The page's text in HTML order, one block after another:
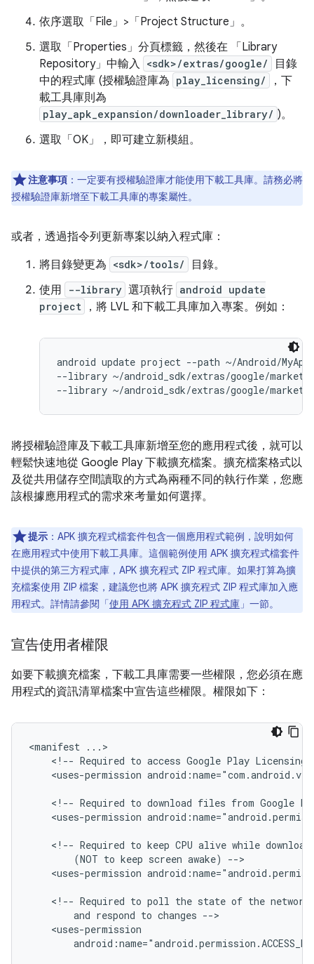
依序選取「File」>「Project Structure」 。
選取「Properties」 分頁標籤，然後在 「Library
Repository」 中輸入 <sdk>/extras/google/
目錄
中的程式庫 (授權驗證庫為 play_licensing/
，下
載工具庫則為
play_apk_expansion/downloader_library/ )。
選取「OK」
，即可建立新模組。
注意事項 ：一定要有授權驗證庫才能使用下載工具庫。請務必將
授權驗證庫新增至下載工具庫的專案屬性。
或者，透過指令列更新專案以納入程式庫：
將目錄變更為 <sdk>/tools/
目錄。
使用
--library 選項執行 android update
project
，將 LVL 和下載工具庫加入專案。例如：
android update project --path ~/Android/
--library ~/android_sdk/extras/google/
將授權驗證庫及下載工具庫新增至您的應用程式後，就可以
輕鬆快速地從 Google Play 下載擴充檔案。擴充檔案格式以
及從共用儲存空間讀取的方式為兩種不同的執行作業，您應
該根據應用程式的需求來考量如何選擇。
提示 ：APK 擴充程式檔套件包含一個應用程式範例，說明如何
在應用程式中使用下載工具庫。這個範例使用 APK 擴充程式檔套件
中提供的第三方程式庫，APK 擴充程式 ZIP 程式庫。如果打算為擴
充檔案使用 ZIP 檔案，建議您也將 APK 擴充程式 ZIP 程式庫加入應
用程式。詳情請參閱「使用 APK 擴充程式 ZIP 程式庫 」一節。
宣告使用者權限
如要下載擴充檔案，下載工具庫需要一些權限，您必須在應
用程式的資訊清單檔案中宣告這些權限。權限如下：
<manifest
<!-- Required to access Google Play Licensing
<uses-permission
<!-- Required to download files from Google
<uses-permission
<!-- Required to keep CPU alive while
(NOT to keep screen awake)
<uses-permission
<!-- Required to poll the state of the network
and respond to changes